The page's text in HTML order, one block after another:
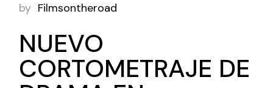
by Filmsontheroad
NUEVO
CORTOMETRAJE DE